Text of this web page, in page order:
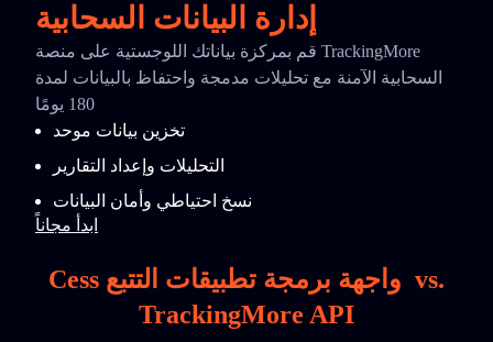
إدارة البيانات السحابية
قم بمركزة بياناتك اللوجستية على منصة TrackingMore
السحابية الآمنة مع تحليلات مدمجة واحتفاظ بالبيانات لمدة
180 يومًا
تخزين بيانات موحد
التحليلات وإعداد التقارير
نسخ احتياطي وأمان البيانات
ابدأ مجاناً
Cess واجهة برمجة تطبيقات التتبع vs.
TrackingMore API